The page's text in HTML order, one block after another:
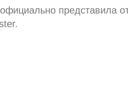
представила